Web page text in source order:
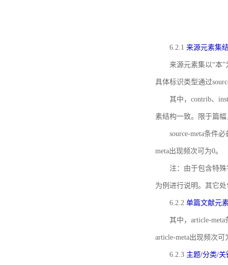
6.2.1 来源元素集
来源元素集以“本
具体标识类型通过
其中，contrib、
素结构一致。限于篇
source-meta条件
meta出现频次可为0。
注：由于包含特殊
为例进行说明。其它
6.2.2 单篇文献元
其中，article-
article-meta出现频次可
6.2.3 主题/分类/